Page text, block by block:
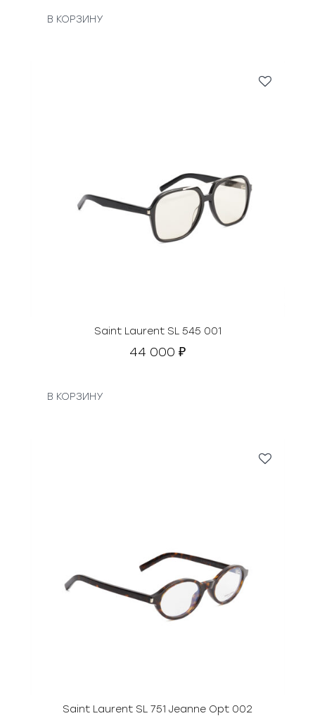
В КОРЗИНУ
Saint Laurent SL 545 001
44 000 ₽
В КОРЗИНУ
Saint Laurent SL 751 Jeanne Opt 002